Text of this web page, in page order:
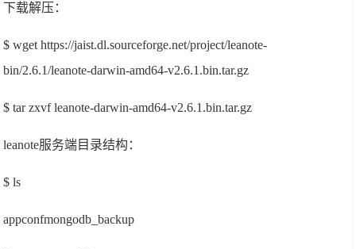
下载解压：
$ wget https://jaist.dl.sourceforge.net/project/leanote-
bin/2.6.1/leanote-darwin-amd64-v2.6.1.bin.tar.gz
$ tar zxvf leanote-darwin-amd64-v2.6.1.bin.tar.gz
leanote服务端目录结构：
$ ls
appconfmongodb_backup